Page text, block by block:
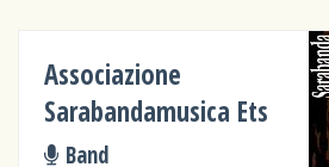
Associazione
Sarabandamusica Ets
Band